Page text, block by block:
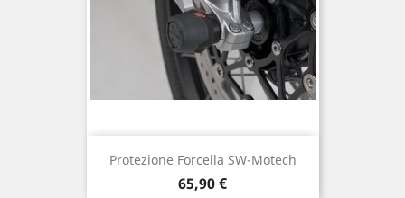
Protezione Forcella SW-Motech
Prezzo
65,90 €